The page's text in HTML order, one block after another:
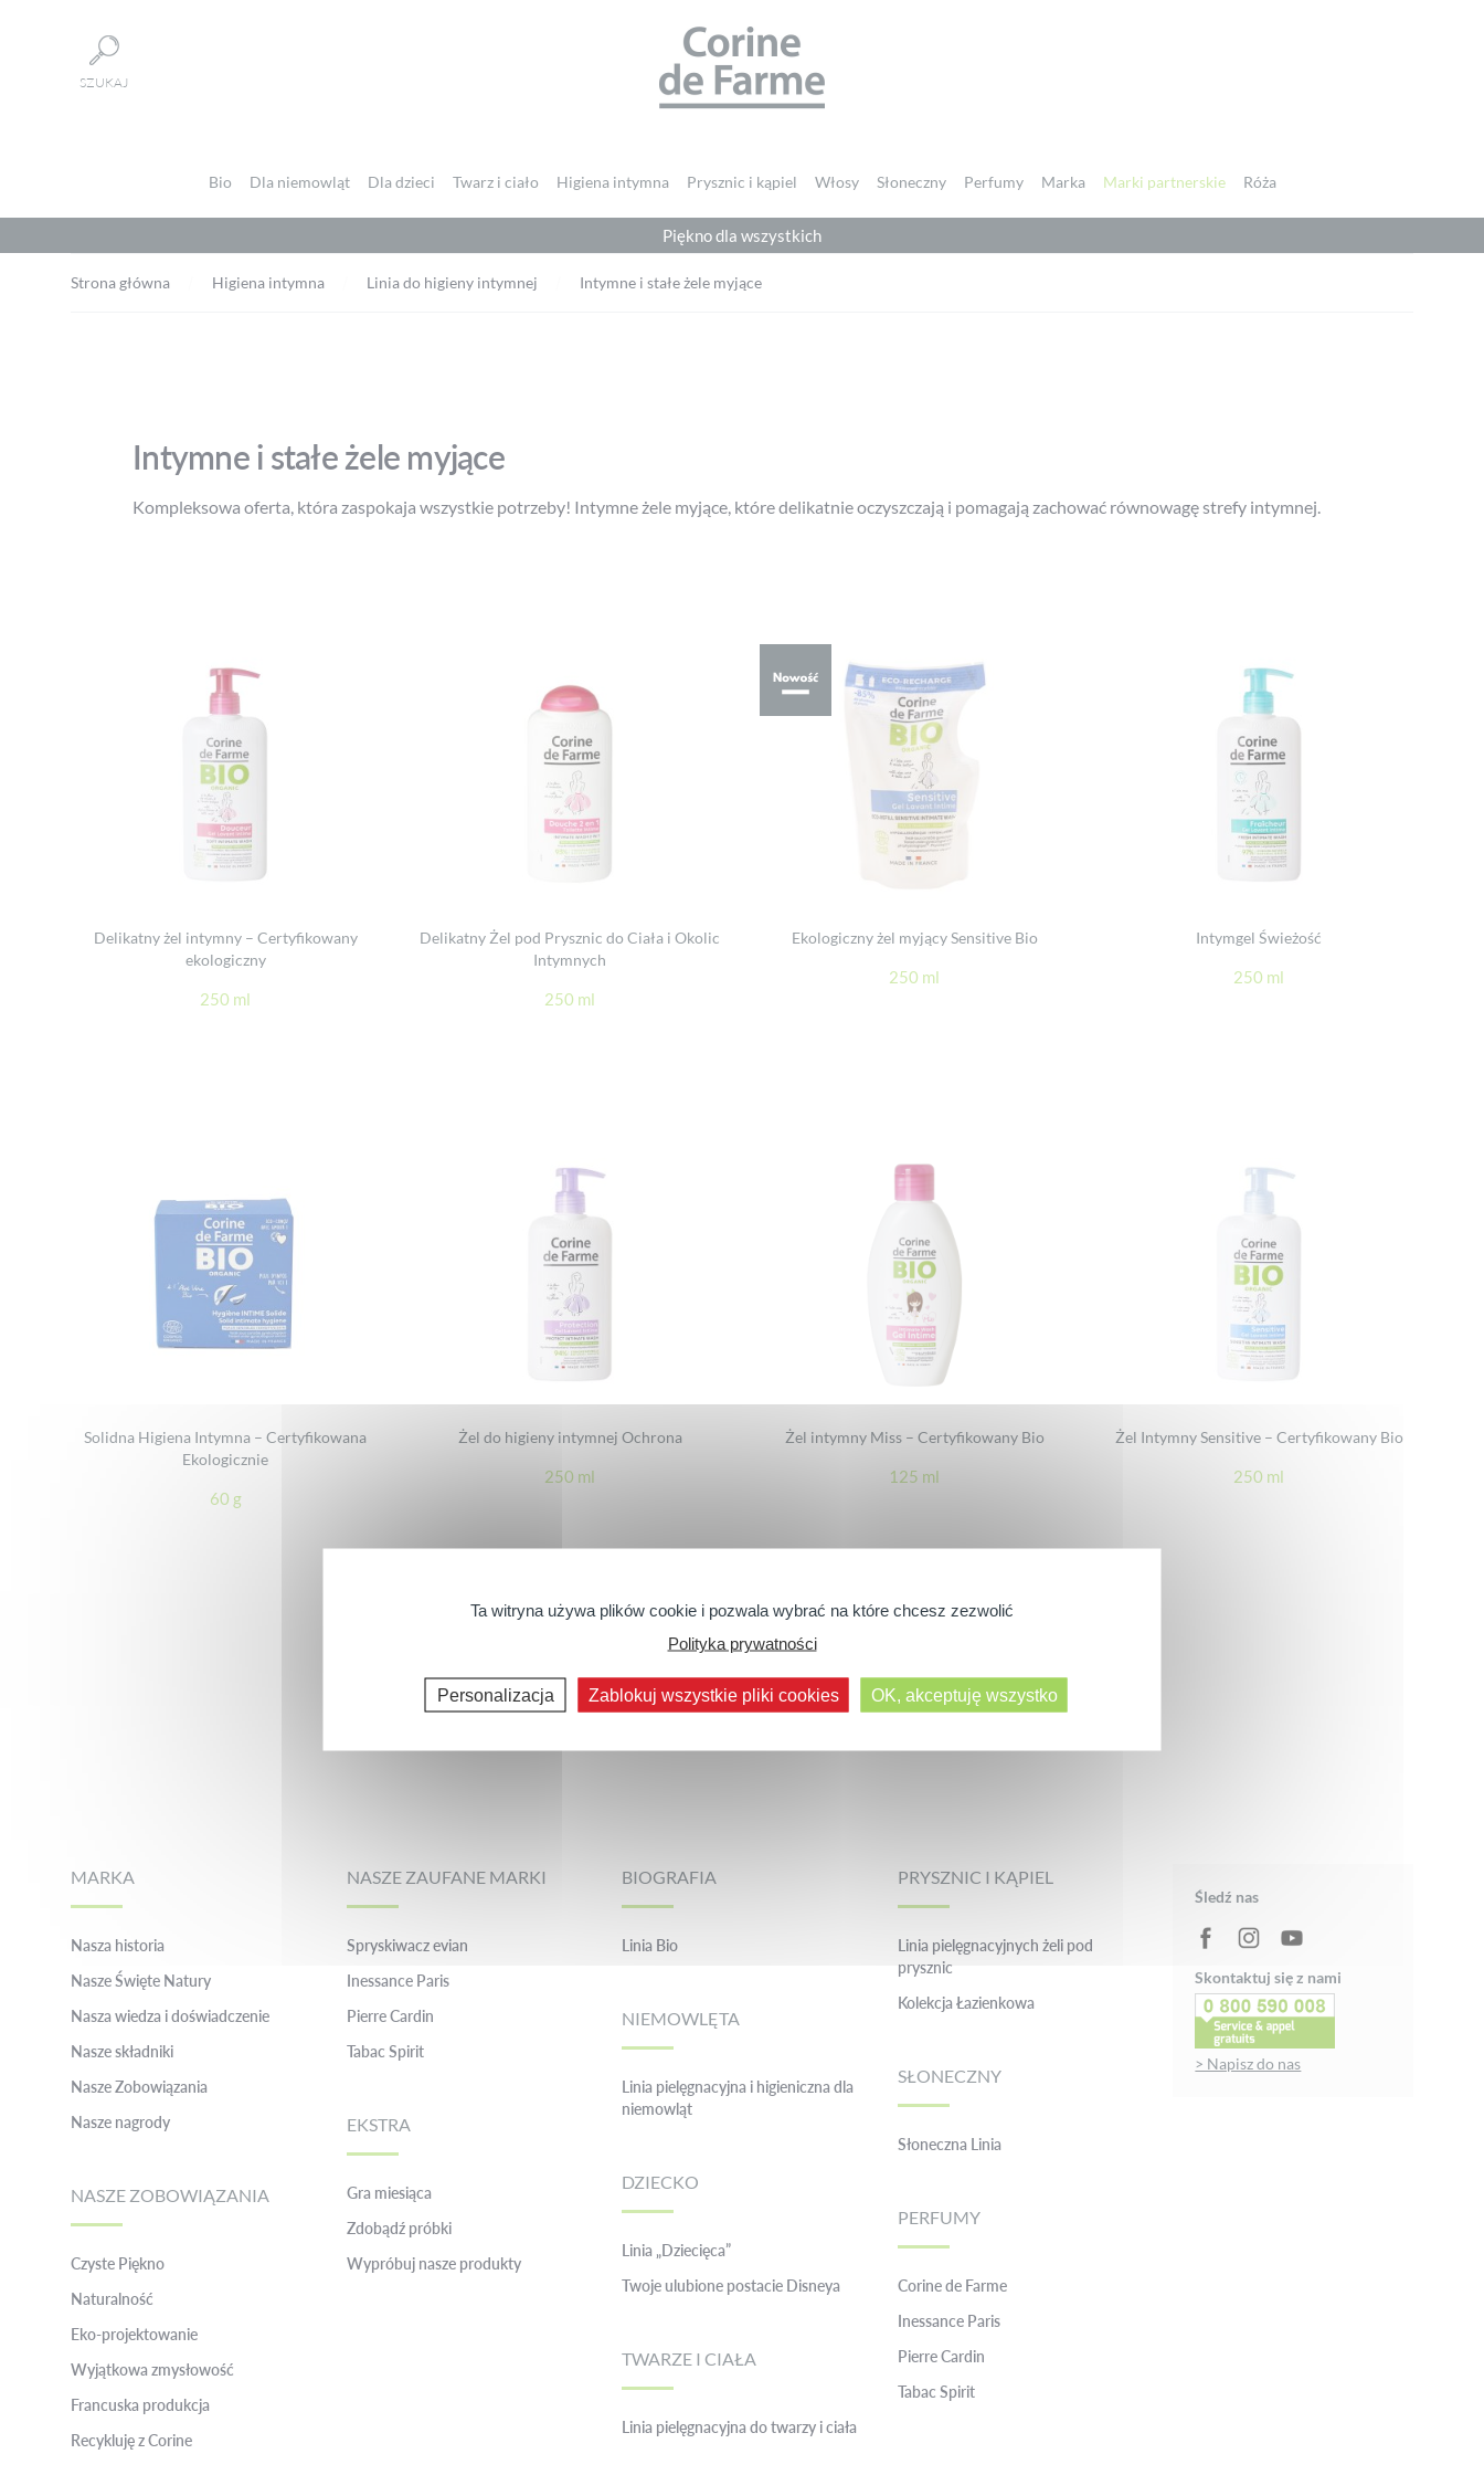
SZUKAJ
CORINE DE FARME
Bio Dla niemowląt Dla dzieci Twarz i ciało Higiena intymna Prysznic i kąpiel Włosy Słoneczny Perfumy Marka Marki partnerskie Róża
Piękno dla wszystkich
Strona główna Higiena intymna Linia do higieny intymnej Intymne i stałe żele myjące
Intymne i stałe żele myjące
Kompleksowa oferta, która zaspokaja wszystkie potrzeby! Intymne żele myjące, które delikatnie oczyszczają i pomagają zachować równowagę strefy intymnej.
Delikatny żel intymny – Certyfikowany
ekologiczny
250 ml
Delikatny Żel pod Prysznic do Ciała i Okolic
Intymnych
250 ml
Ekologiczny żel myjący Sensitive Bio
250 ml
Intymgel Świeżość
250 ml
Solidna Higiena Intymna – Certyfikowana
Ekologicznie
60 g
Żel do higieny intymnej Ochrona
250 ml
Żel intymny Miss – Certyfikowany Bio
125 ml
Żel Intymny Sensitive – Certyfikowany Bio
250 ml
MARKA
Nasza historia
Nasze Święte Natury
Nasza wiedza i doświadczenie
Nasze składniki
Nasze Zobowiązania
Nasze nagrody
NASZE ZOBOWIĄZANIA
Czyste Piękno
Naturalność
Eko-projektowanie
Wyjątkowa zmysłowość
Francuska produkcja
Recykluję z Corine
NASZE ZAUFANE MARKI
Spryskiwacz evian
Inessance Paris
Pierre Cardin
Tabac Spirit
EKSTRA
Gra miesiąca
Zdobądź próbki
Wypróbuj nasze produkty
BIOGRAFIA
Linia Bio
NIEMOWLĘTA
Linia pielęgnacyjna i higieniczna dla
niemowląt
DZIECKO
Linia „Dziecięca”
Twoje ulubione postacie Disneya
TWARZE I CIAŁA
Linia pielęgnacyjna do twarzy i ciała
PRYSZNIC I KĄPIEL
Linia pielęgnacyjnych żeli pod
prysznic
Kolekcja Łazienkowa
SŁONECZNY
Słoneczna Linia
PERFUMY
Corine de Farme
Inessance Paris
Pierre Cardin
Tabac Spirit
Śledź nas
Skontaktuj się z nami
> Napisz do nas
Ta witryna używa plików cookie i pozwala wybrać na które chcesz zezwolić
Polityka prywatności
Personalizacja Zablokuj wszystkie pliki cookies OK, akceptuję wszystko